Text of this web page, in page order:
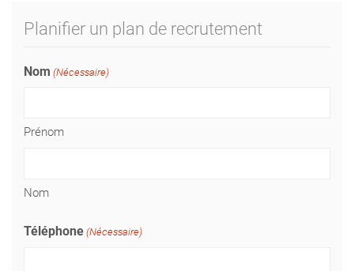
Planifier un plan de recrutement
Nom (Nécessaire)
Prénom
Nom
Téléphone (Nécessaire)